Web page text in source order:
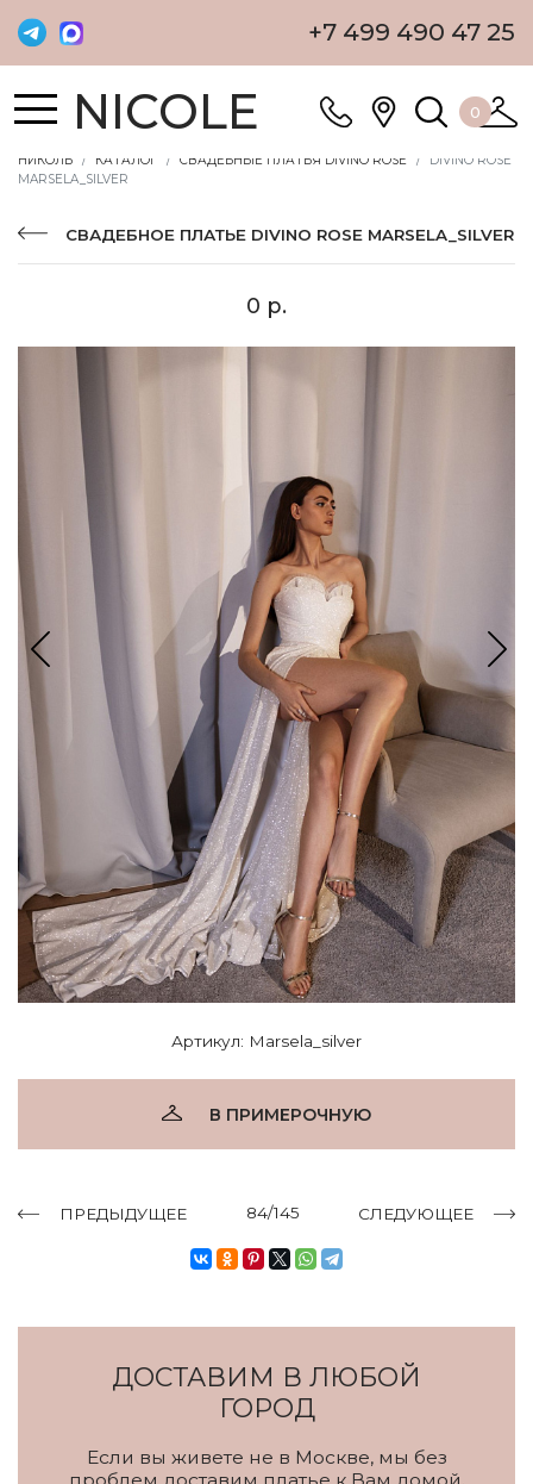
+7 499 490 47 25
NICOLE 0
НИКОЛЬ КАТАЛОГ СВАДЕБНЫЕ ПЛАТЬЯ DIVINO ROSE
DIVINO ROSE
MARSELA_SILVER
СВАДЕБНОЕ ПЛАТЬЕ DIVINO ROSE MARSELA_SILVER
0 р.
Артикул: Marsela_silver
В ПРИМЕРОЧНУЮ
ПРЕДЫДУЩЕЕ 84/145 СЛЕДУЮЩЕЕ
ДОСТАВИМ В ЛЮБОЙ
ГОРОД
Если вы живете не в Москве, мы без